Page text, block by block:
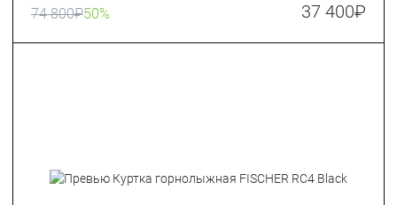
74 800₽50% 37 400₽